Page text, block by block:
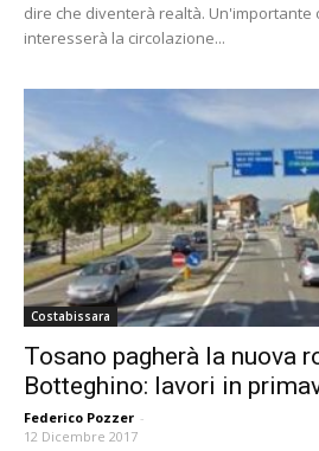
dire che diventerà realtà. Un'importante
interesserà la circolazione...
Costabissara
Tosano pagherà la nuova
Botteghino: lavori in
Federico Pozzer -
12 Dicembre 2017